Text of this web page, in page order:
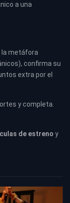
a una
la metáfora
confirma su
extra por el
y completa.
de estreno y